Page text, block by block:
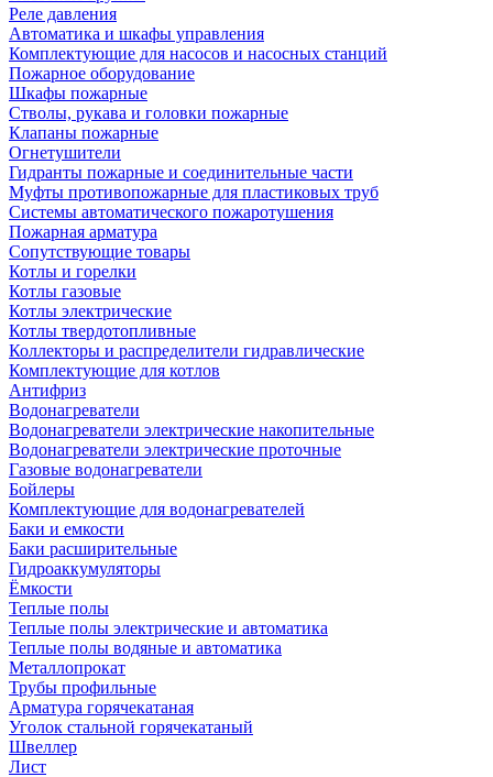
Реле давления
Автоматика и шкафы управления
Комплектующие для насосов и насосных станций
Пожарное оборудование
Шкафы пожарные
Стволы, рукава и головки пожарные
Клапаны пожарные
Огнетушители
Гидранты пожарные и соединительные части
Муфты противопожарные для пластиковых труб
Системы автоматического пожаротушения
Пожарная арматура
Сопутствующие товары
Котлы и горелки
Котлы газовые
Котлы электрические
Котлы твердотопливные
Коллекторы и распределители гидравлические
Комплектующие для котлов
Антифриз
Водонагреватели
Водонагреватели электрические накопительные
Водонагреватели электрические проточные
Газовые водонагреватели
Бойлеры
Комплектующие для водонагревателей
Баки и емкости
Баки расширительные
Гидроаккумуляторы
Ёмкости
Теплые полы
Теплые полы электрические и автоматика
Теплые полы водяные и автоматика
Металлопрокат
Трубы профильные
Арматура горячекатаная
Уголок стальной горячекатаный
Швеллер
Лист